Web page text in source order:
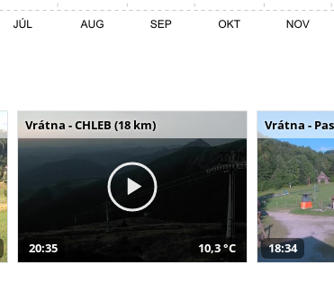
Vrátna - CHLEB (18 km)
20:35 10,3 °C
Vrátna -
18:34